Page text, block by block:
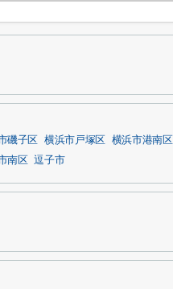
磯子区 横浜市戸塚区 横浜市港南区
南区 逗子市